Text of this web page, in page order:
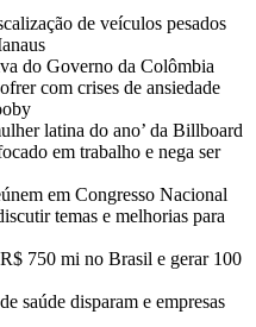
de veículos pesados
do Governo da Colômbia
com crises de ansiedade
latina do ano’ da Billboard
em trabalho e nega ser
em Congresso Nacional
temas e melhorias para
750 mi no Brasil e gerar 100
saúde disparam e empresas